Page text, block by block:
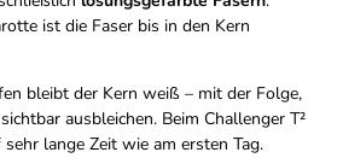
ist die Faser bis in den Kern
bleibt der Kern weiß – mit der Folge,
ausbleichen. Beim Challenger T²
lange Zeit wie am ersten Tag.